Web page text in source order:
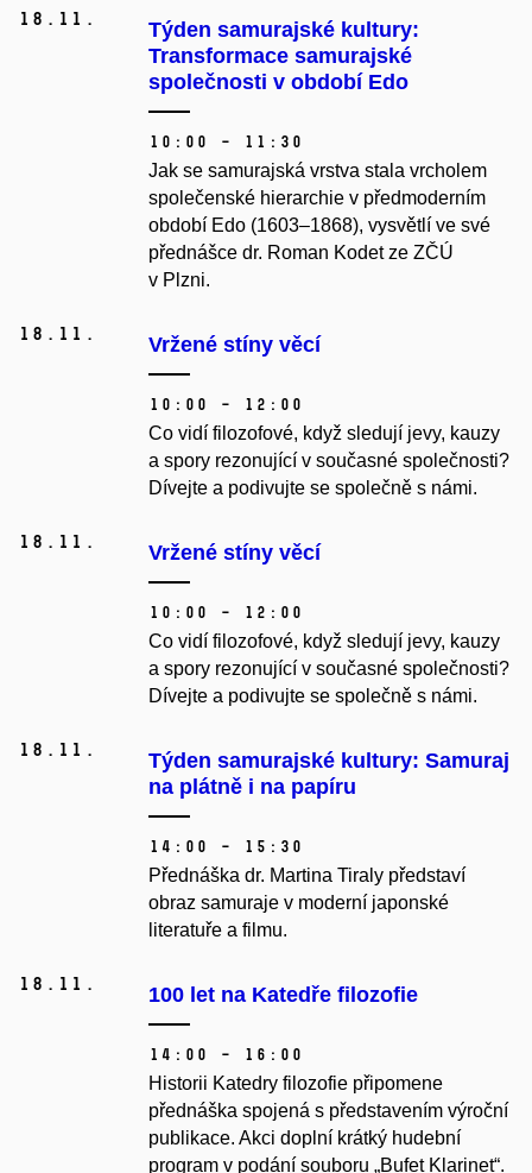
18. 11.
Týden samurajské kultury:
Transformace samurajské
společnosti v období Edo
10:00 – 11:30
Jak se samurajská vrstva stala vrcholem
společenské hierarchie v předmoderním
období Edo (1603–1868), vysvětlí ve své
přednášce dr. Roman Kodet ze ZČÚ
v Plzni.
18. 11. Vržené stíny věcí
10:00 – 12:00
Co vidí filozofové, když sledují jevy, kauzy
a spory rezonující v současné společnosti?
Dívejte a podivujte se společně s námi.
18. 11. Vržené stíny věcí
10:00 – 12:00
Co vidí filozofové, když sledují jevy, kauzy
a spory rezonující v současné společnosti?
Dívejte a podivujte se společně s námi.
18. 11.
Týden samurajské kultury: Samuraj
na plátně i na papíru
14:00 – 15:30
Přednáška dr. Martina Tiraly představí
obraz samuraje v moderní japonské
literatuře a filmu.
18. 11. 100 let na Katedře filozofie
14:00 – 16:00
Historii Katedry filozofie připomene
přednáška spojená s představením výroční
publikace. Akci doplní krátký hudební
program v podání souboru „Bufet Klarinet“.